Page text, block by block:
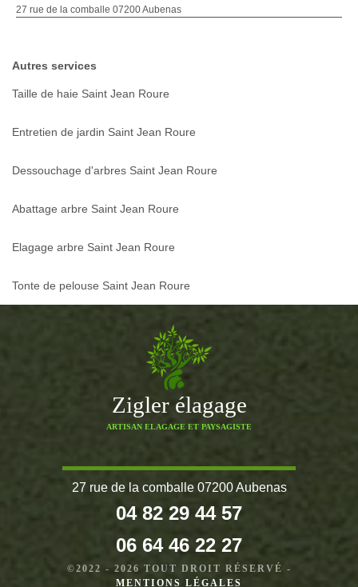
27 rue de la comballe 07200 Aubenas
Autres services
Taille de haie Saint Jean Roure
Entretien de jardin Saint Jean Roure
Dessouchage d'arbres Saint Jean Roure
Abattage arbre Saint Jean Roure
Elagage arbre Saint Jean Roure
Tonte de pelouse Saint Jean Roure
Zigler élagage
ARTISAN ELAGAGE ET PAYSAGISTE
27 rue de la comballe 07200 Aubenas
04 82 29 44 57
06 64 46 22 27
©2022 - 2026 TOUT DROIT RÉSERVÉ -
MENTIONS LÉGALES